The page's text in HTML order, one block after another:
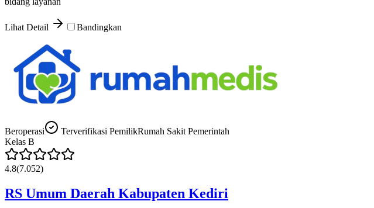
Lihat Detail Bandingkan
Beroperasi Terverifikasi PemilikRumah Sakit Pemerintah
Kelas B
4.8(7.052)
RS Umum Daerah Kabupaten Kediri